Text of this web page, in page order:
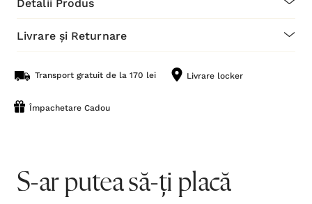
Detalii Produs
Livrare și Returnare
Transport gratuit de la 170 lei Livrare locker
Împachetare Cadou
S-ar putea să-ți placă